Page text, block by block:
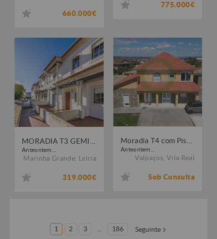
660.000€
775.000€
Anteontem...
Marinha Grande Leiria
319.000€
Anteontem...
Valpaços Vila Real
Sob Consulta
1 2 3 186 Seguinte